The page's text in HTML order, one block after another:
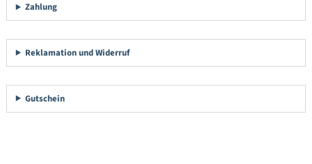
Zahlung
Reklamation und Widerruf
Gutschein